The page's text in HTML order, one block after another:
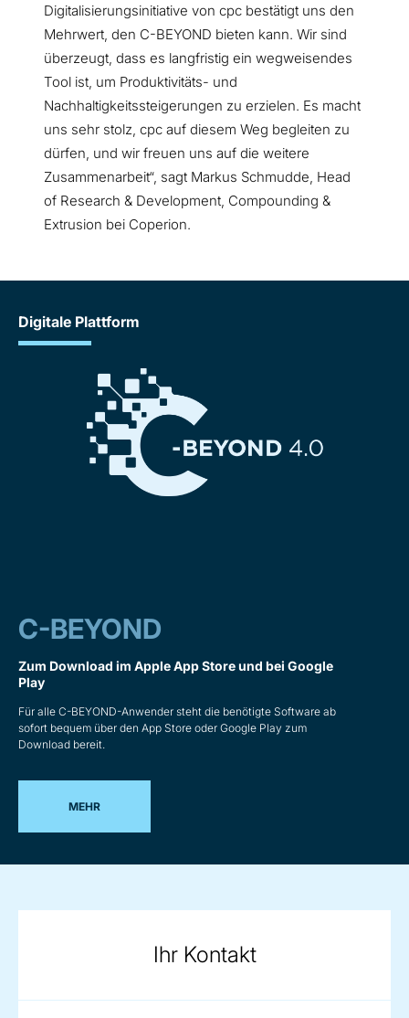
Digitalisierungsinitiative von cpc bestätigt uns den
Mehrwert, den C-BEYOND bieten kann. Wir sind
überzeugt, dass es langfristig ein wegweisendes
Tool ist, um Produktivitäts- und
Nachhaltigkeitssteigerungen zu erzielen. Es macht
uns sehr stolz, cpc auf diesem Weg begleiten zu
dürfen, und wir freuen uns auf die weitere
Zusammenarbeit“, sagt Markus Schmudde, Head
of Research & Development, Compounding &
Extrusion bei Coperion.
Digitale Plattform
C-BEYOND
Zum Download im Apple App Store und bei Google
Play
Für alle C-BEYOND-Anwender steht die benötigte Software ab
sofort bequem über den App Store oder Google Play zum
Download bereit.
MEHR
Ihr Kontakt